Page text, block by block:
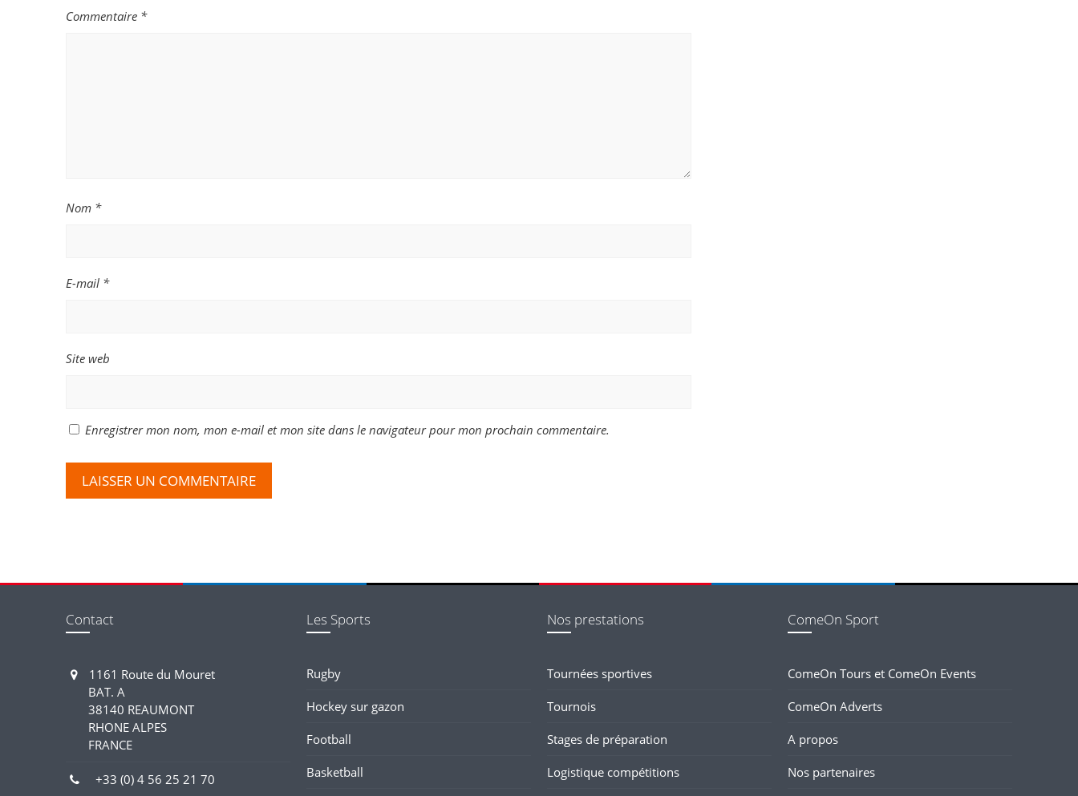
Commentaire *
Nom *
E-mail *
Site web
Enregistrer mon nom, mon e-mail et mon site dans le navigateur pour mon prochain commentaire.
Contact
1161 Route du Mouret
BAT. A
38140 REAUMONT
RHONE ALPES
FRANCE
+33 (0) 4 56 25 21 70
Les Sports
Rugby
Hockey sur gazon
Football
Basketball
Nos prestations
Tournées sportives
Tournois
Stages de préparation
Logistique compétitions
ComeOn Sport
ComeOn Tours et ComeOn Events
ComeOn Adverts
A propos
Nos partenaires